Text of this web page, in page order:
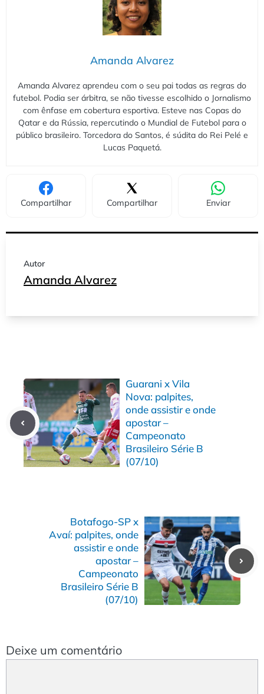
Amanda Alvarez
Amanda Alvarez aprendeu com o seu pai todas as regras do
futebol. Podia ser árbitra, se não tivesse escolhido o Jornalismo
com ênfase em cobertura esportiva. Esteve nas Copas do
Qatar e da Rússia, repercutindo o Mundial de Futebol para o
público brasileiro. Torcedora do Santos, é súdita do Rei Pelé e
Lucas Paquetá.
Compartilhar Compartilhar Enviar
Autor
Amanda Alvarez
Guarani x Vila
Nova: palpites,
onde assistir e onde
apostar –
Campeonato
Brasileiro Série B
(07/10)
Botafogo-SP x
Avaí: palpites, onde
assistir e onde
apostar –
Campeonato
Brasileiro Série B
(07/10)
Deixe um comentário